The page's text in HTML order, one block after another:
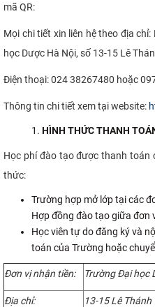
mã QR:
Mọi chi tiết xin liên hệ theo địa
học Dược Hà Nội, số 13-15 Lê
Điện thoại: 024 38267480 hoặc
Thông tin chi tiết xem tại website:
HÌNH THỨC THANH
Học phí đào tạo được thanh toán
thức:
Trường hợp mở lớp tại các
Hợp đồng đào tạo giữa đơn
Học viên tự do đăng ký và
toán của Trường hoặc
Đơn vị nhận tiền: Trường Đại học
Địa chỉ: 13-15 Lê Thánh